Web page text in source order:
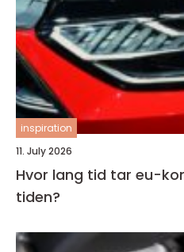
inspiration
11. July 2026
Hvor lang tid tar eu-
tiden?